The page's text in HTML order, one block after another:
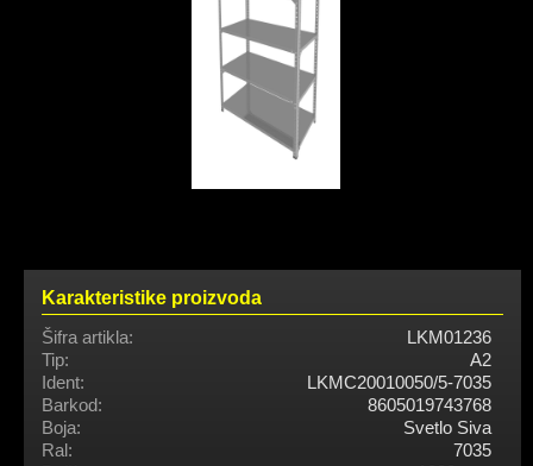
Karakteristike proizvoda
Šifra artikla:
LKM01236
Tip:
A2
Ident:
LKMC20010050/5-7035
Barkod:
8605019743768
Boja:
Svetlo Siva
Ral:
7035